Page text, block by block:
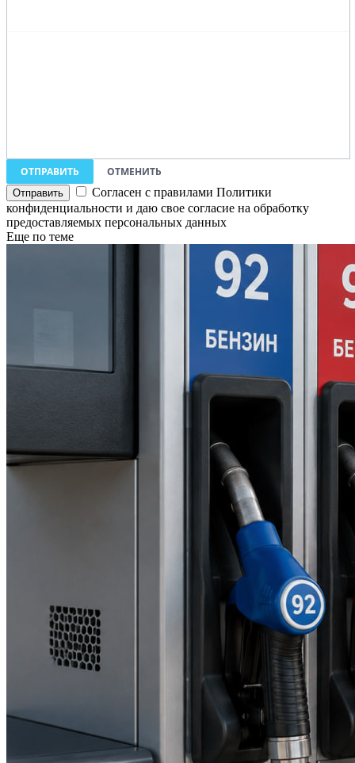
ОТПРАВИТЬ
ОТМЕНИТЬ
Согласен с правилами Политики
конфиденциальности и даю свое согласие на обработку
предоставляемых персональных данных
Еще по теме